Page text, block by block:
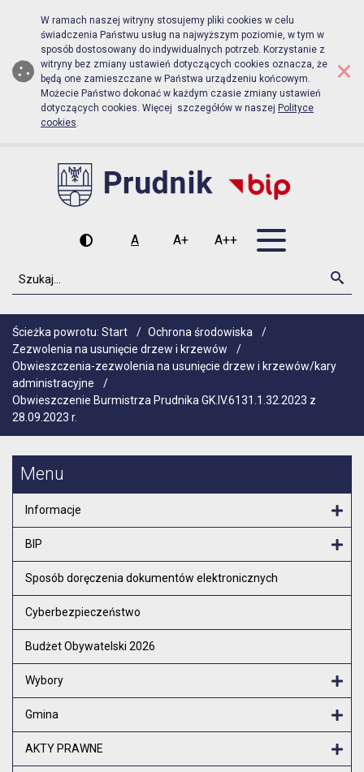
Biuletyn Informacji Publicznej
Przejdź do menu głównego
Przejdź do głównej zawartości
W ramach naszej witryny stosujemy pliki cookies w celu
świadczenia Państwu usług na najwyższym poziomie, w tym w
sposób dostosowany do indywidualnych potrzeb. Korzystanie z
witryny bez zmiany ustawień dotyczących cookies oznacza, że
będą one zamieszczane w Państwa urządzeniu końcowym.
Możecie Państwo dokonać w każdym czasie zmiany ustawień
dotyczących cookies. Więcej szczegółów w naszej Polityce
cookies.
×
Wysoki kontrast
A
Czcionka domyślna
A+
Czcionka średnia
A++
Czcionka duża
Szukaj
Ścieżka powrotu: Start / Ochrona środowiska
/
Zezwolenia na usunięcie drzew i krzewów
/
Obwieszczenia-zezwolenia na usunięcie drzew i krzewów/kary
administracyjne
/
Obwieszczenie Burmistrza Prudnika GK.IV.6131.1.32.2023 z
28.09.2023 r.
Menu
Informacje
BIP
Sposób doręczenia dokumentów elektronicznych
Cyberbezpieczeństwo
Budżet Obywatelski 2026
Wybory
Gmina
AKTY PRAWNE